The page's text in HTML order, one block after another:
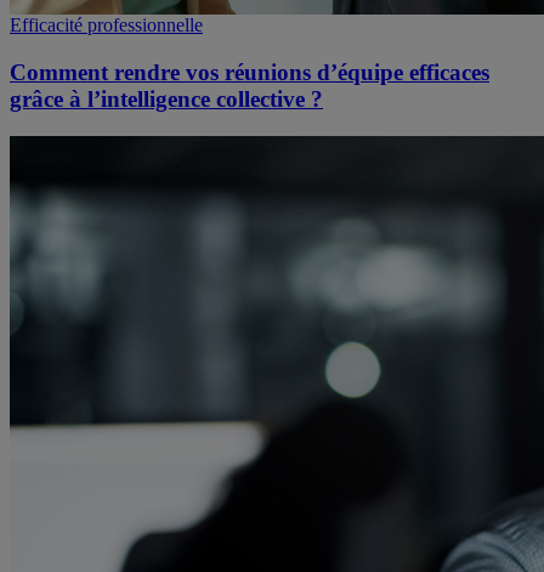
Efficacité professionnelle
Comment rendre vos réunions d’équipe efficaces
grâce à l’intelligence collective ?